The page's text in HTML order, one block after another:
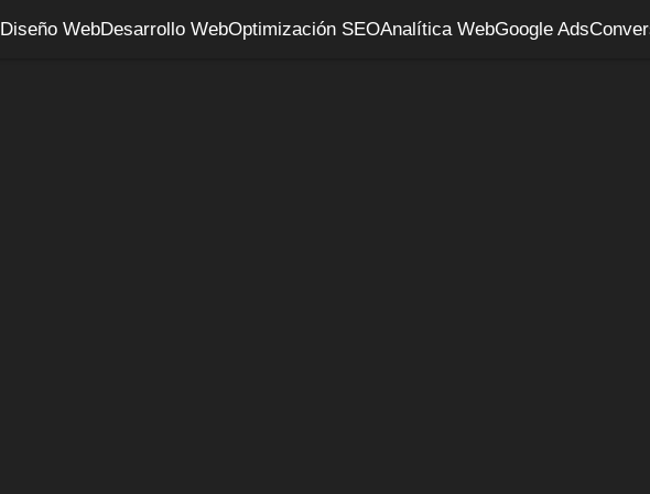
Diseño WebDesarrollo WebOptimización SEOAnalítica WebGoogle Ads